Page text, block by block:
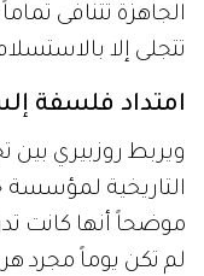
الجاهزة تتنافى
تتجلى إلا
امتداد فلسفة
ويربط روزبيري بين
التاريخية لمؤسسة
موضحاً أنها كانت
لم تكن يوماً مجرد